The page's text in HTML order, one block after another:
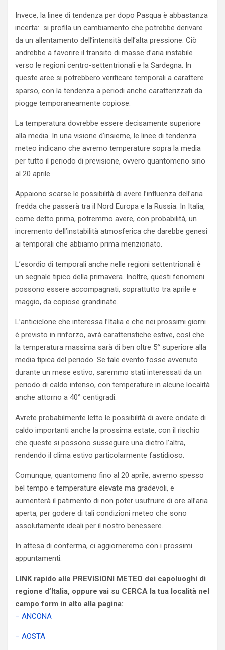
Invece, la linee di tendenza per dopo Pasqua è abbastanza
incerta: si profila un cambiamento che potrebbe derivare
da un allentamento dell’intensità dell’alta pressione. Ciò
andrebbe a favorire il transito di masse d’aria instabile
verso le regioni centro-settentrionali e la Sardegna. In
queste aree si potrebbero verificare temporali a carattere
sparso, con la tendenza a periodi anche caratterizzati da
piogge temporaneamente copiose.
La temperatura dovrebbe essere decisamente superiore
alla media. In una visione d’insieme, le linee di tendenza
meteo indicano che avremo temperature sopra la media
per tutto il periodo di previsione, ovvero quantomeno sino
al 20 aprile.
Appaiono scarse le possibilità di avere l’influenza dell’aria
fredda che passerà tra il Nord Europa e la Russia. In Italia,
come detto prima, potremmo avere, con probabilità, un
incremento dell’instabilità atmosferica che darebbe genesi
ai temporali che abbiamo prima menzionato.
L’esordio di temporali anche nelle regioni settentrionali è
un segnale tipico della primavera. Inoltre, questi fenomeni
possono essere accompagnati, soprattutto tra aprile e
maggio, da copiose grandinate.
L’anticiclone che interessa l’Italia e che nei prossimi giorni
è previsto in rinforzo, avrà caratteristiche estive, così che
la temperatura massima sarà di ben oltre 5° superiore alla
media tipica del periodo. Se tale evento fosse avvenuto
durante un mese estivo, saremmo stati interessati da un
periodo di caldo intenso, con temperature in alcune località
anche attorno a 40° centigradi.
Avrete probabilmente letto le possibilità di avere ondate di
caldo importanti anche la prossima estate, con il rischio
che queste si possono susseguire una dietro l’altra,
rendendo il clima estivo particolarmente fastidioso.
Comunque, quantomeno fino al 20 aprile, avremo spesso
bel tempo e temperature elevate ma gradevoli, e
aumenterà il patimento di non poter usufruire di ore all’aria
aperta, per godere di tali condizioni meteo che sono
assolutamente ideali per il nostro benessere.
In attesa di conferma, ci aggiorneremo con i prossimi
appuntamenti.
LINK rapido alle PREVISIONI METEO dei capoluoghi di
regione d’Italia, oppure vai su CERCA la tua località nel
campo form in alto alla pagina:
– ANCONA
– AOSTA